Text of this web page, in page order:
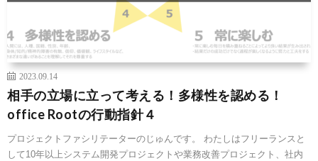
2023.09.14
相手の立場に立って考える！多様性を認める！
office Rootの行動指針４
プロジェクトファシリテーターのじゅんです。 わたしはフリーランスと
して10年以上システム開発プロジェクトや業務改善プロジェクト、社内